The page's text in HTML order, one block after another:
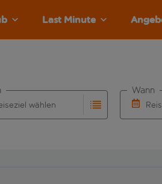
Last Minute
wählen
Wann